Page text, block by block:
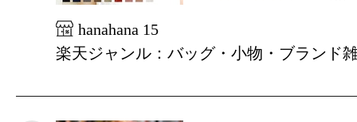
hanahana 15
楽天ジャンル：バッグ・小物・ブランド